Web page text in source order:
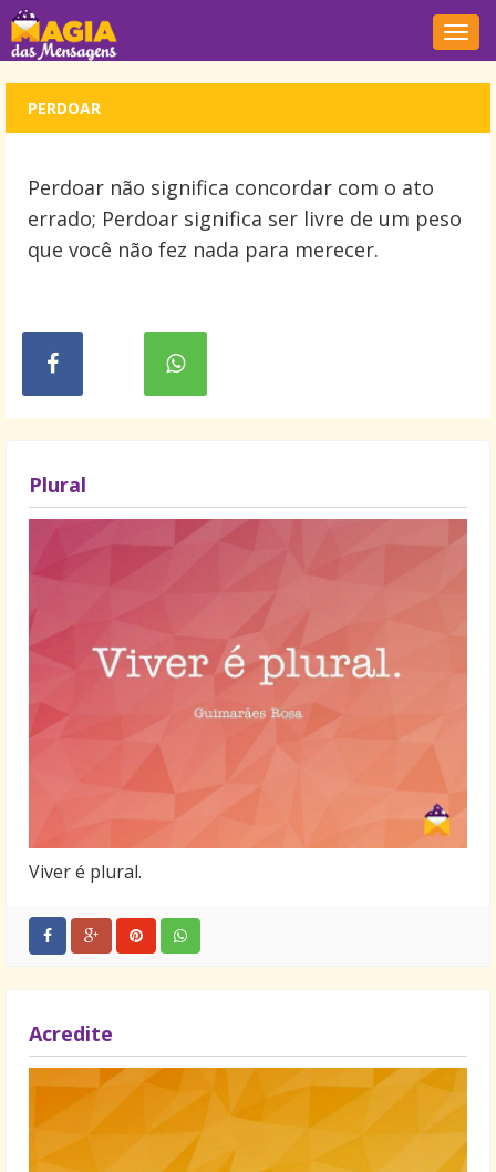
PERDOAR
Perdoar não significa concordar com o ato
errado; Perdoar significa ser livre de um peso
que você não fez nada para merecer.
Plural
Viver é plural.
Acredite